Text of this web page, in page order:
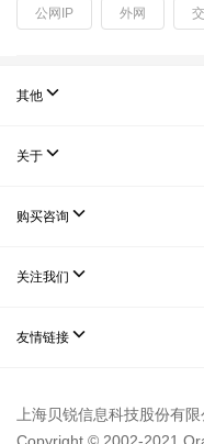
公网IP 外网
其他 
关于 
购买咨询 
关注我们 
友情链接 
上海贝锐信息科技股份有限